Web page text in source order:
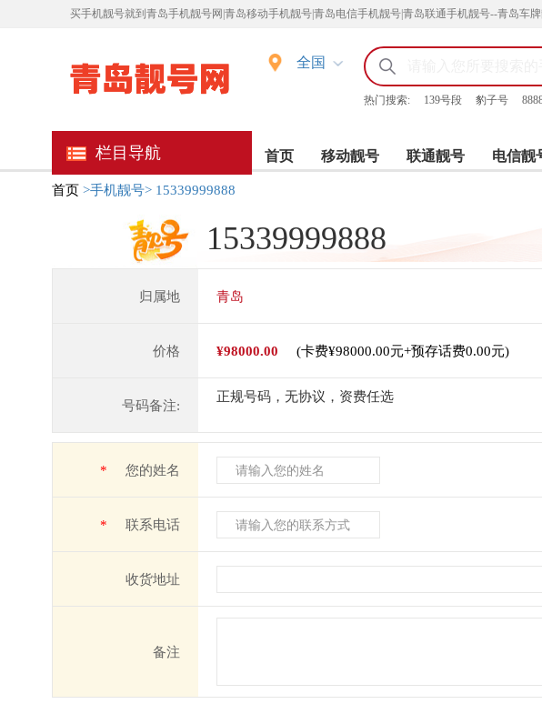
买手机靓号就到青岛手机靓号网|青岛移动手机靓号|青岛电信手机靓号|青岛联通手机靓号--青岛车
全国
热门搜索: 139号段 豹子号
栏目导航 首页 移动靓号 联通靓号 电信靓
首页 >手机靓号> 15339999888
15339999888
归属地 青岛
价格 ¥98000.00 (卡费¥98000.00元+预存话费0.00元)
号码备注:
正规号码，无协议，资费任选
* 您的姓名
* 联系电话
收货地址
备注